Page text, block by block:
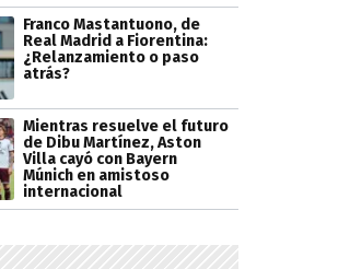
Franco Mastantuono, de
Real Madrid a Fiorentina:
¿Relanzamiento o paso
atrás?
Mientras resuelve el futuro
de Dibu Martínez, Aston
Villa cayó con Bayern
Múnich en amistoso
internacional